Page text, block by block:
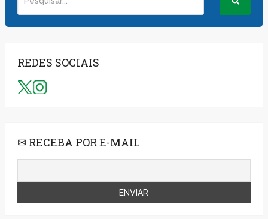
REDES SOCIAIS
✉ RECEBA POR E-MAIL